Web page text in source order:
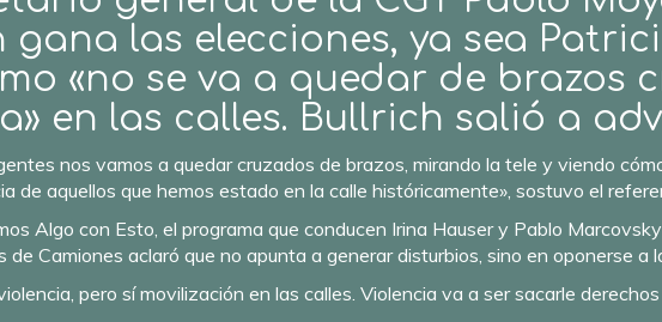
las elecciones, ya sea
«no se va a quedar de brazos
en las calles. Bullrich salió a
nos vamos a quedar cruzados de brazos, mirando la tele y viendo
de aquellos que hemos estado en la calle históricamente», sostuvo el
Algo con Esto, el programa que conducen Irina Hauser y Pablo
de Camiones aclaró que no apunta a generar disturbios, sino en oponerse a
pero sí movilización en las calles. Violencia va a ser sacarle